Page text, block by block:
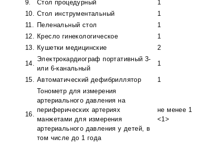
9.
Стол процедурный
1
10. Стол инструментальный
1
11. Пеленальный стол
1
12. Кресло гинекологическое
1
13. Кушетки медицинские 2
14.
Электрокардиограф портативный 3-
или 6-канальный
1
15. Автоматический дефибриллятор 1
16.
Тонометр для измерения
артериального давления на
периферических артериях
манжетами для измерения
артериального давления у детей, в
том числе до 1 года
не менее 1
<1>